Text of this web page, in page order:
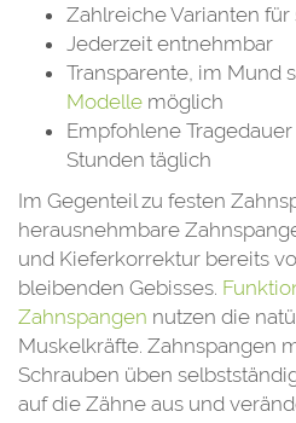
Zahlreiche Varianten
Jederzeit entnehmbar
Transparente, im Mund
Modelle möglich
Empfohlene
Stunden täglich
Im Gegenteil zu festen
herausnehmbare
und Kieferkorrektur bereits
bleibenden Gebisses.
Zahnspangen nutzen die
Muskelkräfte. Zahnspangen
Schrauben üben
auf die Zähne aus und